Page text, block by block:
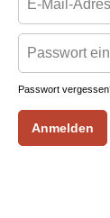
Passwort
Anmelden